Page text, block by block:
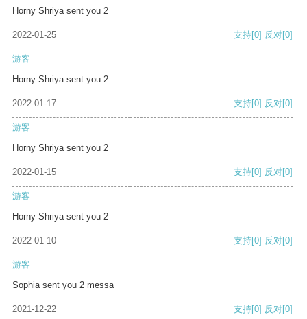
Horny Shriya sent you 2
2022-01-25 支持[0] 反对[0]
游客
Horny Shriya sent you 2
2022-01-17 支持[0] 反对[0]
游客
Horny Shriya sent you 2
2022-01-15 支持[0] 反对[0]
游客
Horny Shriya sent you 2
2022-01-10 支持[0] 反对[0]
游客
Sophia sent you 2 messa
2021-12-22 支持[0] 反对[0]